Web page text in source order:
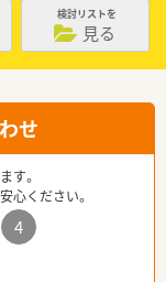
検討リストを
見る
せ
す。
心ください。
4